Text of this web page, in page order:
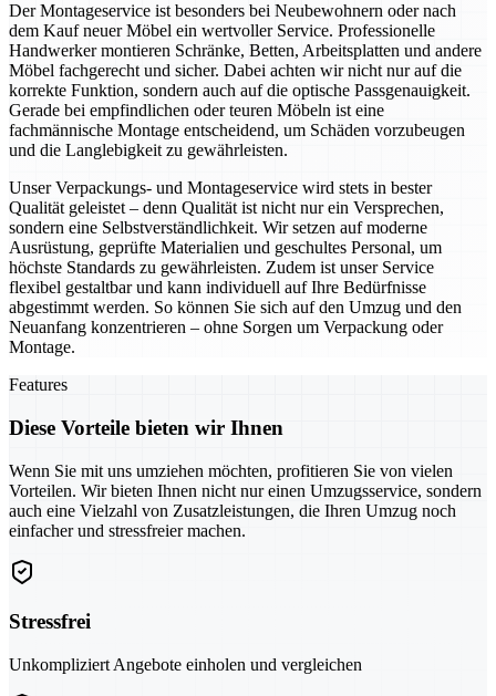
Der Montageservice ist besonders bei Neubewohnern oder nach
dem Kauf neuer Möbel ein wertvoller Service. Professionelle
Handwerker montieren Schränke, Betten, Arbeitsplatten und andere
Möbel fachgerecht und sicher. Dabei achten wir nicht nur auf die
korrekte Funktion, sondern auch auf die optische Passgenauigkeit.
Gerade bei empfindlichen oder teuren Möbeln ist eine
fachmännische Montage entscheidend, um Schäden vorzubeugen
und die Langlebigkeit zu gewährleisten.
Unser Verpackungs- und Montageservice wird stets in bester
Qualität geleistet – denn Qualität ist nicht nur ein Versprechen,
sondern eine Selbstverständlichkeit. Wir setzen auf moderne
Ausrüstung, geprüfte Materialien und geschultes Personal, um
höchste Standards zu gewährleisten. Zudem ist unser Service
flexibel gestaltbar und kann individuell auf Ihre Bedürfnisse
abgestimmt werden. So können Sie sich auf den Umzug und den
Neuanfang konzentrieren – ohne Sorgen um Verpackung oder
Montage.
Features
Diese Vorteile bieten wir Ihnen
Wenn Sie mit uns umziehen möchten, profitieren Sie von vielen
Vorteilen. Wir bieten Ihnen nicht nur einen Umzugsservice, sondern
auch eine Vielzahl von Zusatzleistungen, die Ihren Umzug noch
einfacher und stressfreier machen.
Stressfrei
Unkompliziert Angebote einholen und vergleichen